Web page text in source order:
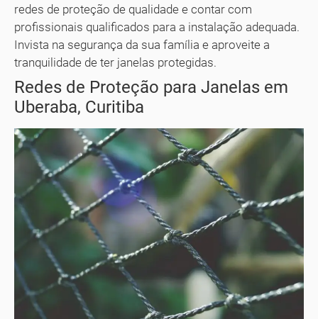
redes de proteção de qualidade e contar com
profissionais qualificados para a instalação adequada.
Invista na segurança da sua família e aproveite a
tranquilidade de ter janelas protegidas.
Redes de Proteção para Janelas em
Uberaba, Curitiba